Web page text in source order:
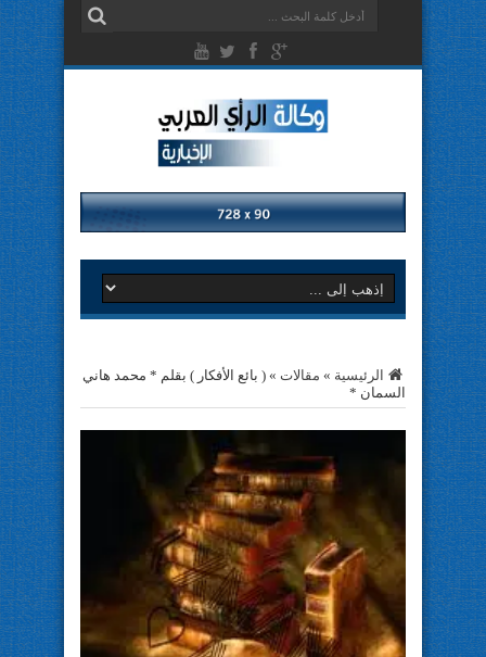
الرئيسية » مقالات » ( بائع الأفكار ) بقلم * محمد هاني
السمان *